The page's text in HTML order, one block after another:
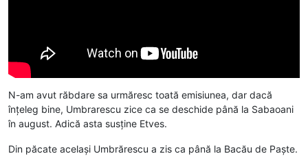
N-am avut răbdare sa urmăresc toată emisiunea, dar dacă
înțeleg bine, Umbrarescu zice ca se deschide până la Sabaoani
în august. Adică asta susține Etves.
Din păcate același Umbrărescu a zis ca până la Bacău de Paște.